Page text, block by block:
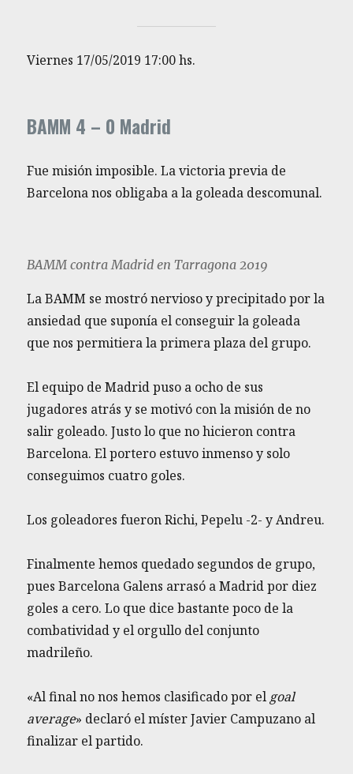
Viernes 17/05/2019 17:00 hs.
BAMM 4 – 0 Madrid
Fue misión imposible. La victoria previa de
Barcelona nos obligaba a la goleada descomunal.
BAMM contra Madrid en Tarragona 2019
La BAMM se mostró nervioso y precipitado por la
ansiedad que suponía el conseguir la goleada
que nos permitiera la primera plaza del grupo.
El equipo de Madrid puso a ocho de sus
jugadores atrás y se motivó con la misión de no
salir goleado. Justo lo que no hicieron contra
Barcelona. El portero estuvo inmenso y solo
conseguimos cuatro goles.
Los goleadores fueron Richi, Pepelu -2- y Andreu.
Finalmente hemos quedado segundos de grupo,
pues Barcelona Galens arrasó a Madrid por diez
goles a cero. Lo que dice bastante poco de la
combatividad y el orgullo del conjunto
madrileño.
«Al final no nos hemos clasificado por el goal
average» declaró el míster Javier Campuzano al
finalizar el partido.